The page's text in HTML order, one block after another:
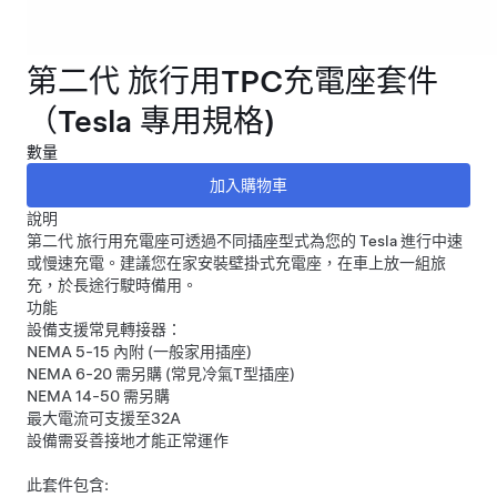
第二代 旅行用TPC充電座套件
（Tesla 專用規格)
數量
說明
第二代 旅行用充電座可透過不同插座型式為您的 Tesla 進行中速
或慢速充電。建議您在家安裝壁掛式充電座，在車上放一組旅
充，於長途行駛時備用。
功能
設備支援常見轉接器：
NEMA 5-15 內附 (一般家用插座)
NEMA 6-20 需另購 (常見冷氣T型插座)
NEMA 14-50 需另購
最大電流可支援至32A
設備需妥善接地才能正常運作
此套件包含: